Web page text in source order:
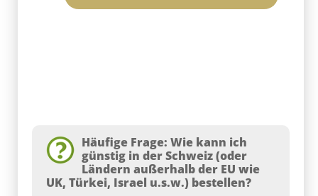
Häufige Frage: Wie kann ich
günstig in der Schweiz (oder
Ländern außerhalb der EU wie
UK, Türkei, Israel u.s.w.) bestellen?